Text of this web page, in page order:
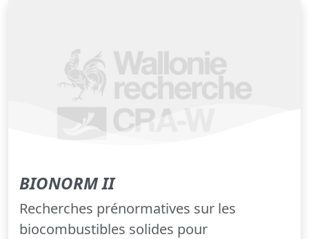
BIONORM II
Recherches prénormatives sur les
biocombustibles solides pour